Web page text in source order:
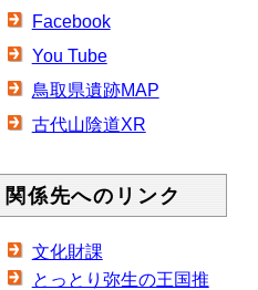
Facebook
You Tube
鳥取県遺跡MAP
古代山陰道XR
関係先へのリンク
文化財課
とっとり弥生の王国推